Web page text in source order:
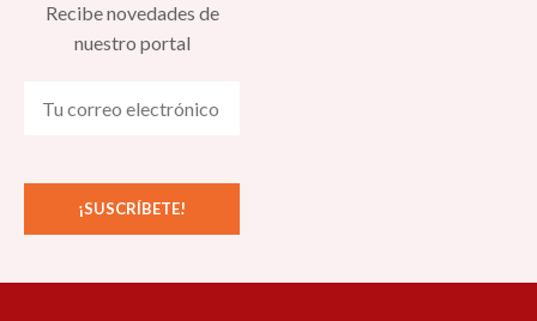
Recibe novedades de
nuestro portal